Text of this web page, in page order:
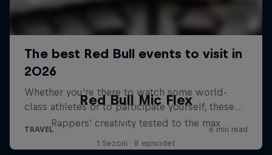
Red Bull Mic Flex
Rappers' creativity tested to the max
1 Sezoni · 8 episodet